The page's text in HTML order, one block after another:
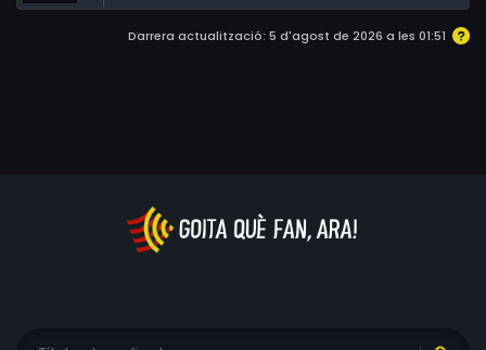
aplicacions de cites a internet per trobar l'amor
Darrera actualització: 5 d'agost de 2026 a les 01:51